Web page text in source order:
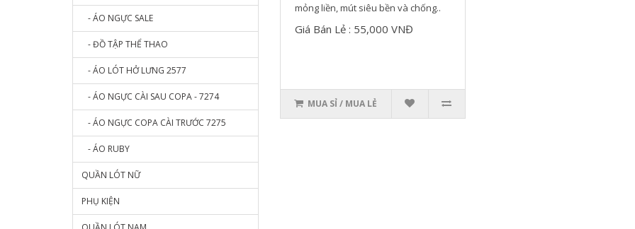
- ÁO NGỰC SALE
- ĐỒ TẬP THỂ THAO
- ÁO LÓT HỞ LƯNG 2577
- ÁO NGỰC CÀI SAU COPA - 7274
- ÁO NGỰC COPA CÀI TRƯỚC 7275
- ÁO RUBY
QUẦN LÓT NỮ
PHỤ KIỆN
mỏng liền, mút siêu bền và chống..
Giá Bán Lẻ : 55,000 VNĐ
MUA SỈ / MUA LẺ